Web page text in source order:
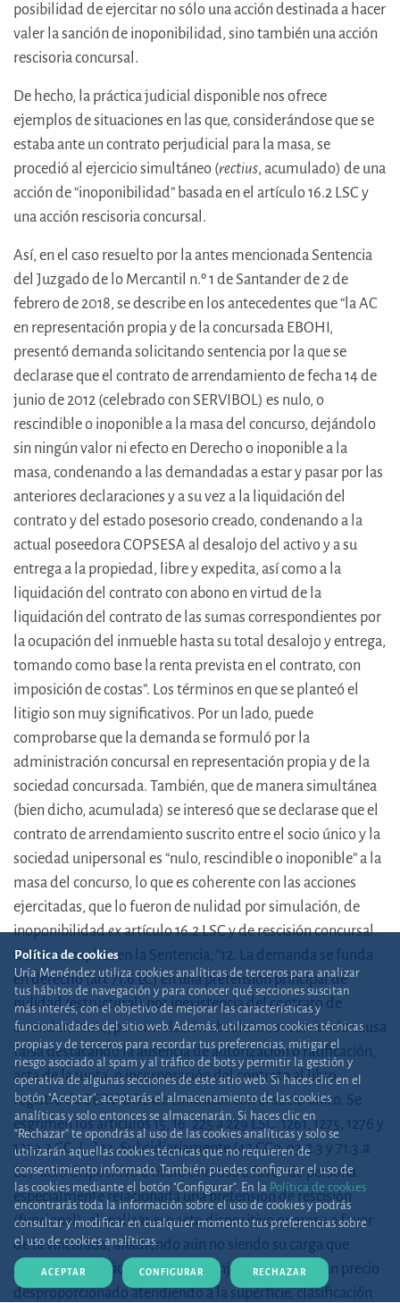
posibilidad de ejercitar no sólo una acción destinada a hacer
valer la sanción de inoponibilidad, sino también una acción
rescisoria concursal.
De hecho, la práctica judicial disponible nos ofrece
ejemplos de situaciones en las que, considerándose que se
estaba ante un contrato perjudicial para la masa, se
procedió al ejercicio simultáneo (rectius, acumulado) de una
acción de “inoponibilidad” basada en el artículo 16.2 LSC y
una acción rescisoria concursal.
Así, en el caso resuelto por la antes mencionada Sentencia
del Juzgado de lo Mercantil n.º 1 de Santander de 2 de
febrero de 2018, se describe en los antecedentes que “la AC
en representación propia y de la concursada EBOHI,
presentó demanda solicitando sentencia por la que se
declarase que el contrato de arrendamiento de fecha 14 de
junio de 2012 (celebrado con SERVIBOL) es nulo, o
rescindible o inoponible a la masa del concurso, dejándolo
sin ningún valor ni efecto en Derecho o inoponible a la
masa, condenando a las demandadas a estar y pasar por las
anteriores declaraciones y a su vez a la liquidación del
contrato y del estado posesorio creado, condenando a la
actual poseedora COPSESA al desalojo del activo y a su
entrega a la propiedad, libre y expedita, así como a la
liquidación del contrato con abono en virtud de la
liquidación del contrato de las sumas correspondientes por
la ocupación del inmueble hasta su total desalojo y entrega,
tomando como base la renta prevista en el contrato, con
imposición de costas”. Los términos en que se planteó el
litigio son muy significativos. Por un lado, puede
comprobarse que la demanda se formuló por la
administración concursal en representación propia y de la
sociedad concursada. También, que de manera simultánea
(bien dicho, acumulada) se interesó que se declarase que el
contrato de arrendamiento suscrito entre el socio único y la
sociedad unipersonal es “nulo, rescindible o inoponible” a la
masa del concurso, lo que es coherente con las acciones
ejercitadas, que lo fueron de nulidad por simulación, de
inoponibilidadexartículo 16.2 LSC y de rescisión concursal.
Como se explica en la Sentencia, “12. La demanda se funda
en derecho (art 71.6 LC) en una pretensión principal de
nulidad (estructural) por inexistencia del contrato de
arrendamiento, por simulación absoluta concurriendo causa
falsa destacando la ausencia de autorización o ratificación,
acta de la junta, o incorporación del contrato al libro
registro de SERVIBOL de contratos con el socio único. Se
esgrimen los artículos 15, 16, 225 a 229 LSC, 1261, 1275, 1276 y
1259.2 CC. [...] 13. Subsidiariamente (42 CCo, 93.2.3 y 71.3.a
LC): acto dispositivo a título oneroso a favor de persona
especialmente relacionada una pretensión de rescisión
(funcional), al realizar ese acto dispositivo oneroso a favor
de la vinculada, añadiendo aún no siendo su carga que
supuso un sacrificio patrimonial injustificado, por un precio
desproporcionado atendiendo a la superficie, clasificación
Política de cookies
Uría Menéndez utiliza cookies analíticas de terceros para analizar
tus hábitos de navegación y para conocer qué secciones suscitan
más interés, con el objetivo de mejorar las características y
funcionalidades del sitio web. Además, utilizamos cookies técnicas
propias y de terceros para recordar tus preferencias, mitigar el
riesgo asociado al spam y al tráfico de bots y permitir la gestión y
operativa de algunas secciones de este sitio web. Si haces clic en el
botón "Aceptar", aceptarás el almacenamiento de las cookies
analíticas y solo entonces se almacenarán. Si haces clic en
“Rechazar” te opondrás al uso de las cookies analíticas y solo se
utilizarán aquellas cookies técnicas que no requieren de
consentimiento informado. También puedes configurar el uso de
las cookies mediante el botón "Configurar". En la Política de cookies
encontrarás toda la información sobre el uso de cookies y podrás
consultar y modificar en cualquier momento tus preferencias sobre
el uso de cookies analíticas.
ACEPTAR CONFIGURAR RECHAZAR